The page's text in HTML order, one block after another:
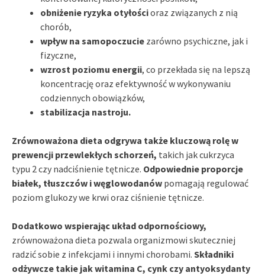
obniżenie ryzyka otyłościoraz związanych z nią
chorób,
wpływ na samopoczucie zarówno psychiczne, jak i
fizyczne,
wzrost poziomu energii, co przekłada się na lepszą
koncentrację oraz efektywność w wykonywaniu
codziennych obowiązków,
stabilizacja nastroju.
Zrównoważona dieta odgrywa także kluczową rolę w
prewencji przewlekłych schorzeń, takich jak cukrzyca
typu 2 czy nadciśnienie tętnicze. Odpowiednie proporcje
białek, tłuszczów i węglowodanów pomagają regulować
poziom glukozy we krwi oraz ciśnienie tętnicze.
Dodatkowo wspierając układ odpornościowy,
zrównoważona dieta pozwala organizmowi skuteczniej
radzić sobie z infekcjami i innymi chorobami. Składniki
odżywcze takie jak witamina C, cynk czy antyoksydanty